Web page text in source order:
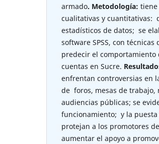
armado. Metodología: tiene
cualitativas y cuantitativas:
estadísticos de datos; se
software SPSS, con
predecir el
cuentas en Sucre.
enfrentan controversias en
de foros, mesas de
audiencias públicas; se
funcionamiento; y la
protejan a los promotores
aumentar el apoyo a